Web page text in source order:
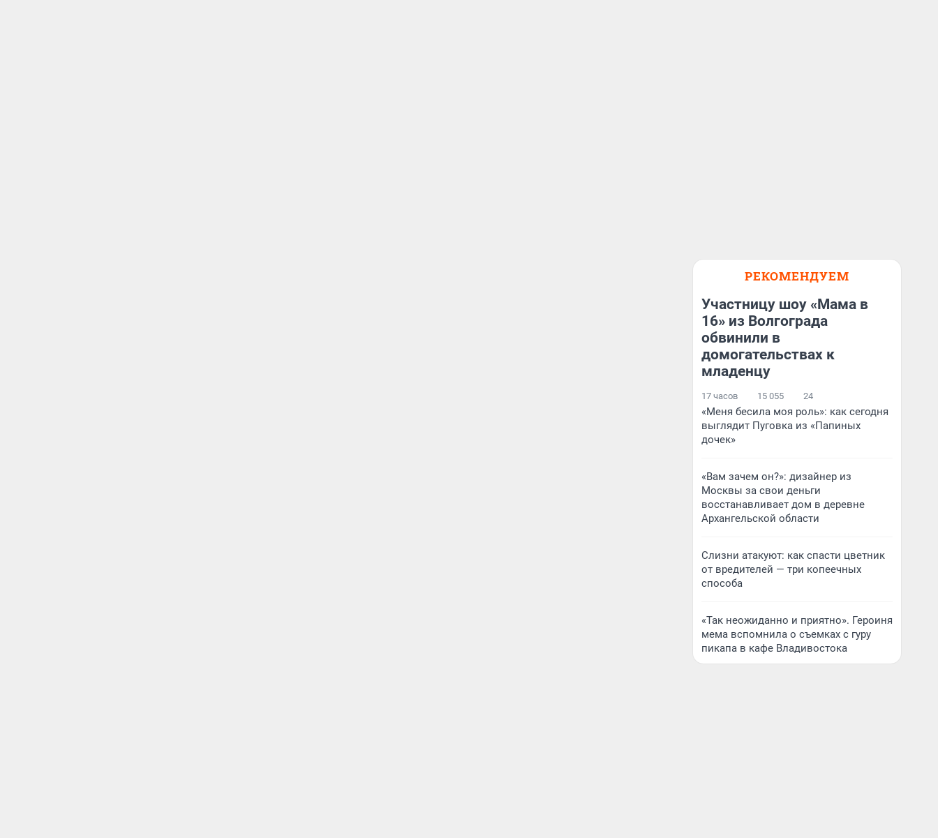
РЕКОМЕНДУЕМ
Участницу шоу «Мама в
16» из Волгограда
обвинили в
домогательствах к
младенцу
17 часов 15 055 24
«Меня бесила моя роль»: как сегодня
выглядит Пуговка из «Папиных
дочек»
«Вам зачем он?»: дизайнер из
Москвы за свои деньги
восстанавливает дом в деревне
Архангельской области
Слизни атакуют: как спасти цветник
от вредителей — три копеечных
способа
«Так неожиданно и приятно». Героиня
мема вспомнила о съемках с гуру
пикапа в кафе Владивостока